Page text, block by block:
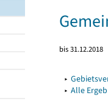
bis 31.12.2018
▸
▸ Alle